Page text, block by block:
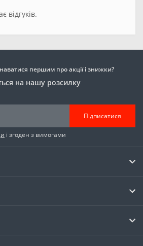
відгуків.
першим про акції і знижки?
на нашу розсилку
Підписатися
і згоден з вимогами